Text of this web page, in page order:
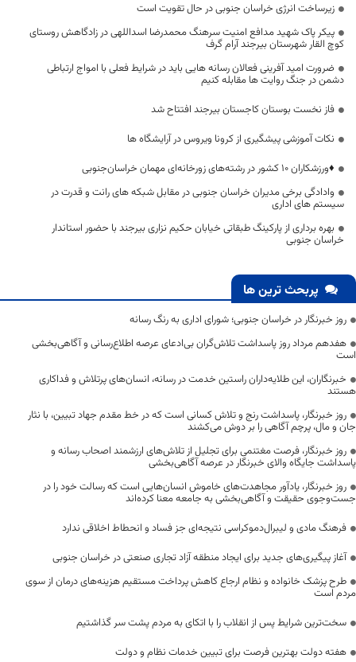
زیرساخت انرژی خراسان جنوبی در حال تقویت است
پیکر پاک شهید مدافع امنیت سرهنگ محمدرضا اسداللهی در زادگاهش روستای
کوچ القار شهرستان بیرجند آرام گرف
ضرورت امید آفرینی فعالان رسانه هایی باید در شرایط فعلی با امواج ارتباطی
دشمن در جنگ روایت ها مقابله کنیم
فاز نخست بوستان کاجستان بیرجند افتتاح شد
نکات آموزشی پیشگیری از کرونا ویروس در آرایشگاه ها
♦️ورزشکاران ۱۰ کشور در رشته‌های زورخانه‌ای مهمان خراسان‌جنوبی
وادادگی برخی مدیران خراسان جنوبی در مقابل شبکه های رانت و قدرت در
سیستم های اداری
بهره برداری از پارکینگ طبقاتی خیابان حکیم نزاری بیرجند با حضور استاندار
خراسان جنوبی
پربحث ترین ها
روز خبرنگار در خراسان جنوبی؛ شورای اداری به رنگ رسانه
هفدهم مرداد روز پاسداشت تلاش‌گران بی‌ادعای عرصه اطلاع‌رسانی و آگاهی‌بخشی
است
خبرنگاران، این طلایه‌داران راستین خدمت در رسانه، انسان‌های پرتلاش و فداکاری
هستند
روز خبرنگار، پاسداشت رنج و تلاش کسانی است که در خط مقدم جهاد تبیین، با نثار
جان و مال، پرچم آگاهی را بر دوش می‌کشند
روز خبرنگار، فرصت مغتنمی برای تجلیل از تلاش‌های ارزشمند اصحاب رسانه و
پاسداشت جایگاه والای خبرنگار در عرصه آگاهی‌بخشی
روز خبرنگار، یادآور مجاهدت‌های خاموش انسان‌هایی است که رسالت خود را در
جست‌وجوی حقیقت و آگاهی‌بخشی به جامعه معنا کرده‌اند
فرهنگ مادی و لیبرال‌دموکراسی نتیجه‌ای جز فساد و انحطاط اخلاقی ندارد
آغاز پیگیری‌های جدید برای ایجاد منطقه آزاد تجاری صنعتی در خراسان جنوبی
طرح پزشک خانواده و نظام ارجاع کاهش پرداخت مستقیم هزینه‌های درمان از سوی
مردم است
سخت‌ترین شرایط پس از انقلاب را با اتکای به مردم پشت سر گذاشتیم
هفته دولت بهترین فرصت برای تبیین خدمات نظام و دولت